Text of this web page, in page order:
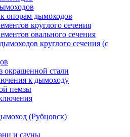
опорам дымоходов
круглого сечения
овального сечения
круглого сечения (с
стали
к дымоходу
пемзы
(Рубцовск)
и сауны